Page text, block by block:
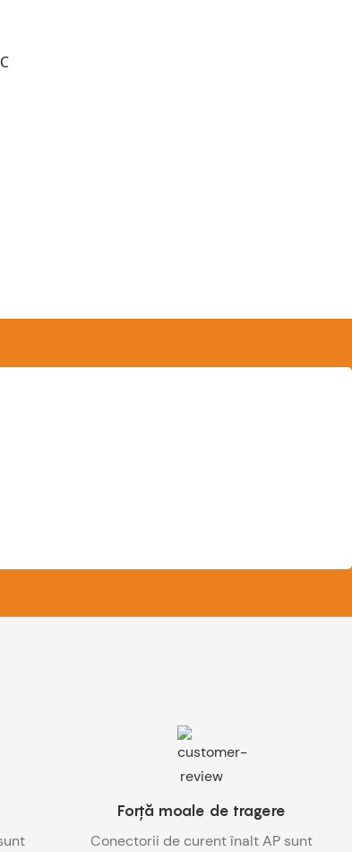
Forță moale de tragere
Conectorii de curent înalt AP sunt